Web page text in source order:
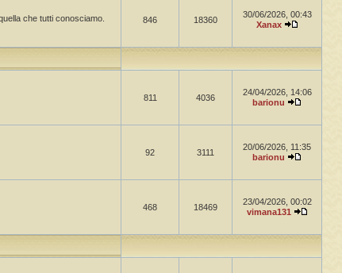
che tutti conosciamo.
846 18360
30/06/2026, 00:43
Xanax
811 4036
24/04/2026, 14:06
barionu
92 3111
20/06/2026, 11:35
barionu
468 18469
23/04/2026, 00:02
vimana131